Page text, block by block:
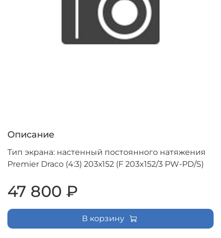
Описание
Тип экрана: настенный постоянного натяжения
Premier Draco (4:3) 203х152 (F 203x152/3 PW-PD/S)
47 800 ₽
В корзину